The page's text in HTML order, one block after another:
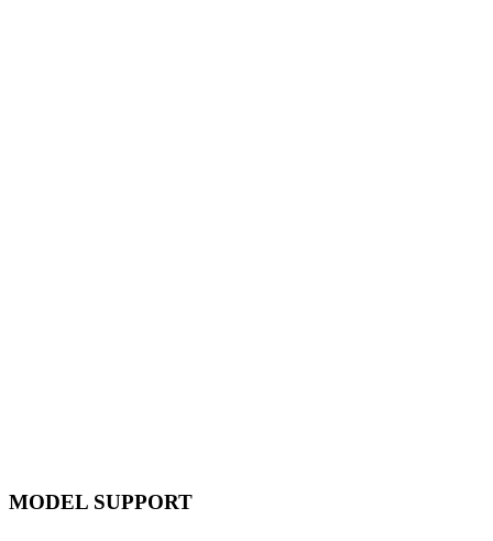
MODEL SUPPORT